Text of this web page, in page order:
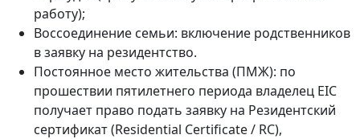
работу);
Воссоединение семьи: включение родственников
в заявку на резидентство.
Постоянное место жительства (ПМЖ): по
прошествии пятилетнего периода владелец EIC
получает право подать заявку на Резидентский
сертификат (Residential Certificate / RC),